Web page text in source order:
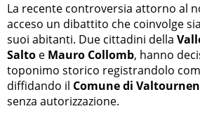
La recente controversia attorno al
acceso un dibattito che coinvolge
suoi abitanti. Due cittadini della
Salto e Mauro Collomb, hanno
toponimo storico registrandolo
diffidando il Comune di
senza autorizzazione.